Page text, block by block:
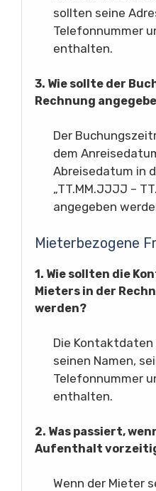
sollten seine
Telefonnummer
enthalten.
3. Wie sollte der
Rechnung
Der
dem
Abreisedatum in
„TT.MM.JJJJ –
angegeben
Mieterbezogene
1. Wie sollten die
Mieters in der
werden?
Die
seinen Namen,
Telefonnummer
enthalten.
2. Was passiert,
Aufenthalt
Wenn der Mieter